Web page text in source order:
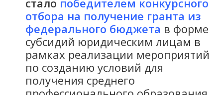
стало победителем конкурсного
отбора на получение гранта из
федерального бюджета в форме
субсидий юридическим лицам в
рамках реализации мероприятий
по созданию условий для
получения среднего